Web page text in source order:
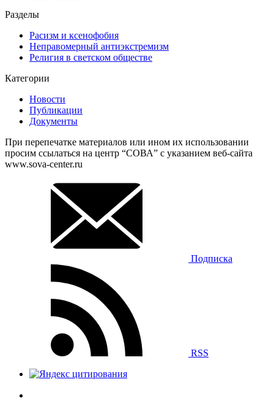
Разделы
Расизм и ксенофобия
Неправомерный антиэкстремизм
Религия в светском обществе
Категории
Новости
Публикации
Документы
При перепечатке материалов или ином их использовании
просим ссылаться на центр “СОВА” с указанием веб-сайта
www.sova-center.ru
Подписка
RSS